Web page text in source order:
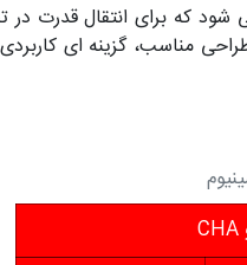
شود که برای انتقال قدرت
در 4 سایز مختلف تولید می شوند و با طراحی